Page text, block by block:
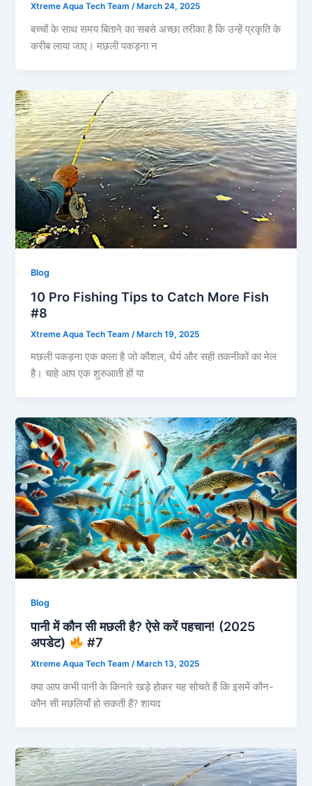
Xtreme Aqua Tech Team/ March 24, 2025
बच्चों के साथ समय बिताने का सबसे अच्छा तरीका है कि उन्हें प्रकृति के
करीब लाया जाए। मछली पकड़ना न
Blog
10 Pro Fishing Tips to Catch More Fish
#8
Xtreme Aqua Tech Team /March 19, 2025
मछली पकड़ना एक कला है जो कौशल, धैर्य और सही तकनीकों का मेल
है। चाहे आप एक शुरुआती हों या
Blog
पानी में कौन सी मछली है? ऐसे करें पहचान! (2025
अपडेट)
#7
Xtreme Aqua Tech Team/ March 13, 2025
क्या आप कभी पानी के किनारे खड़े होकर यह सोचते हैं कि इसमें कौन-
कौन सी मछलियाँ हो सकती हैं? शायद